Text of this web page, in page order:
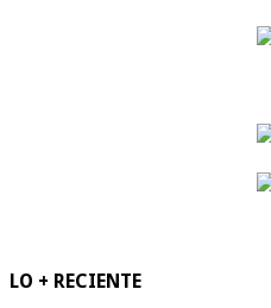
LO + RECIENTE